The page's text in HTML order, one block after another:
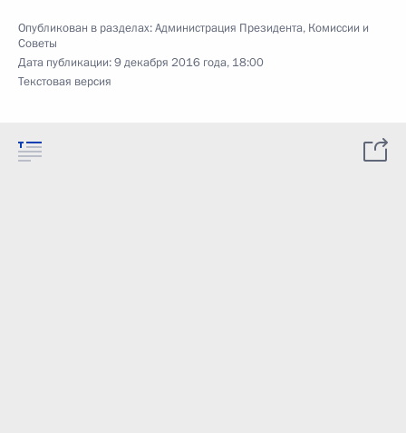
Опубликован в разделах:Администрация Президента, Комиссии и
Советы
Дата публикации:9 декабря 2016 года, 18:00
Текстовая версия